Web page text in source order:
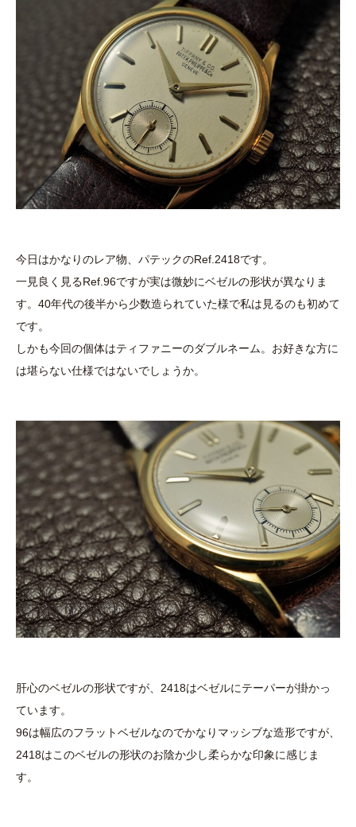
今日はかなりのレア物、パテックのRef.2418です。
一見良く見るRef.96ですが実は微妙にベゼルの形状が異なりま
す。40年代の後半から少数造られていた様で私は見るのも初めて
です。
しかも今回の個体はティファニーのダブルネーム。お好きな方に
は堪らない仕様ではないでしょうか。
肝心のベゼルの形状ですが、2418はベゼルにテーパーが掛かっ
ています。
96は幅広のフラットベゼルなのでかなりマッシブな造形ですが、
2418はこのベゼルの形状のお陰か少し柔らかな印象に感じま
す。